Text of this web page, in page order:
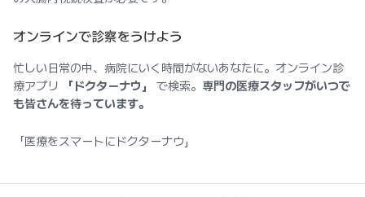
オンラインで診察をうけよう
忙しい日常の中、病院にいく時間がないあなたに。オンライン診
療アプリ
「ドクターナウ」 で検索。 専門の医療スタッフがいつで
も皆さんを待っています。
「医療をスマートにドクターナウ」